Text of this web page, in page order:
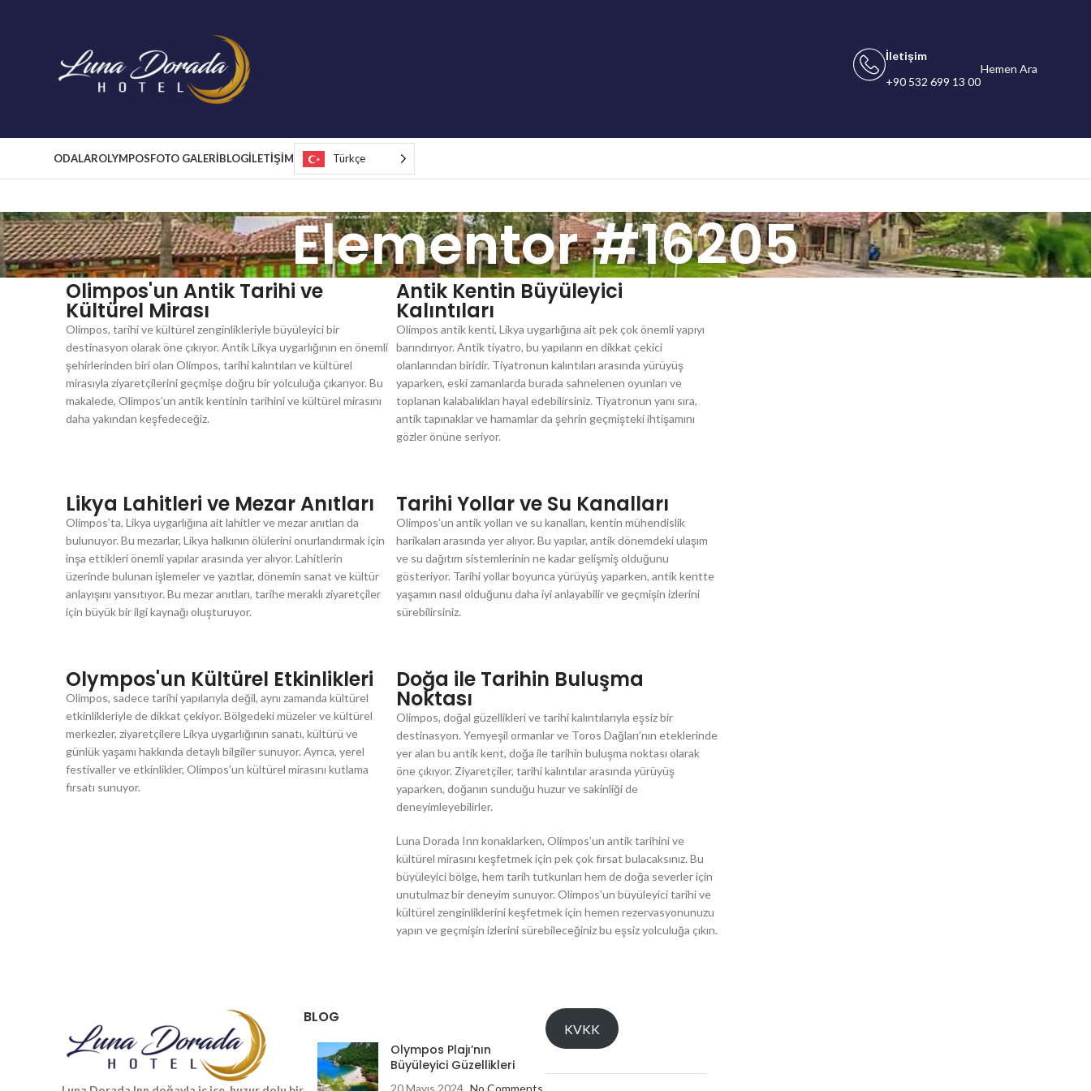
İletişim
+90 532 699 13 00
Hemen Ara
ODALAROLYMPOSFOTO GALERİBLOGİLETİŞİM Türkçe
Elementor #16205
Olimpos'un Antik Tarihi ve
Kültürel Mirası
Olimpos, tarihi ve kültürel zenginlikleriyle büyüleyici bir
destinasyon olarak öne çıkıyor. Antik Likya uygarlığının en önemli
şehirlerinden biri olan Olimpos, tarihi kalıntıları ve kültürel
mirasıyla ziyaretçilerini geçmişe doğru bir yolculuğa çıkarıyor. Bu
makalede, Olimpos’un antik kentinin tarihini ve kültürel mirasını
daha yakından keşfedeceğiz.
Antik Kentin Büyüleyici
Kalıntıları
Olimpos antik kenti, Likya uygarlığına ait pek çok önemli yapıyı
barındırıyor. Antik tiyatro, bu yapıların en dikkat çekici
olanlarından biridir. Tiyatronun kalıntıları arasında yürüyüş
yaparken, eski zamanlarda burada sahnelenen oyunları ve
toplanan kalabalıkları hayal edebilirsiniz. Tiyatronun yanı sıra,
antik tapınaklar ve hamamlar da şehrin geçmişteki ihtişamını
gözler önüne seriyor.
Likya Lahitleri ve Mezar Anıtları
Olimpos’ta, Likya uygarlığına ait lahitler ve mezar anıtları da
bulunuyor. Bu mezarlar, Likya halkının ölülerini onurlandırmak için
inşa ettikleri önemli yapılar arasında yer alıyor. Lahitlerin
üzerinde bulunan işlemeler ve yazıtlar, dönemin sanat ve kültür
anlayışını yansıtıyor. Bu mezar anıtları, tarihe meraklı ziyaretçiler
için büyük bir ilgi kaynağı oluşturuyor.
Tarihi Yollar ve Su Kanalları
Olimpos’un antik yolları ve su kanalları, kentin mühendislik
harikaları arasında yer alıyor. Bu yapılar, antik dönemdeki ulaşım
ve su dağıtım sistemlerinin ne kadar gelişmiş olduğunu
gösteriyor. Tarihi yollar boyunca yürüyüş yaparken, antik kentte
yaşamın nasıl olduğunu daha iyi anlayabilir ve geçmişin izlerini
sürebilirsiniz.
Olympos'un Kültürel Etkinlikleri
Olimpos, sadece tarihi yapılarıyla değil, aynı zamanda kültürel
etkinlikleriyle de dikkat çekiyor. Bölgedeki müzeler ve kültürel
merkezler, ziyaretçilere Likya uygarlığının sanatı, kültürü ve
günlük yaşamı hakkında detaylı bilgiler sunuyor. Ayrıca, yerel
festivaller ve etkinlikler, Olimpos’un kültürel mirasını kutlama
fırsatı sunuyor.
Doğa ile Tarihin Buluşma
Noktası
Olimpos, doğal güzellikleri ve tarihi kalıntılarıyla eşsiz bir
destinasyon. Yemyeşil ormanlar ve Toros Dağları’nın eteklerinde
yer alan bu antik kent, doğa ile tarihin buluşma noktası olarak
öne çıkıyor. Ziyaretçiler, tarihi kalıntılar arasında yürüyüş
yaparken, doğanın sunduğu huzur ve sakinliği de
deneyimleyebilirler.
Luna Dorada Inn konaklarken, Olimpos’un antik tarihini ve
kültürel mirasını keşfetmek için pek çok fırsat bulacaksınız. Bu
büyüleyici bölge, hem tarih tutkunları hem de doğa severler için
unutulmaz bir deneyim sunuyor. Olimpos’un büyüleyici tarihi ve
kültürel zenginliklerini keşfetmek için hemen rezervasyonunuzu
yapın ve geçmişin izlerini sürebileceğiniz bu eşsiz yolculuğa çıkın.
BLOG
Olympos Plajı’nın
Büyüleyici Güzellikleri
20 Mayıs 2024 No Comments
KVKK